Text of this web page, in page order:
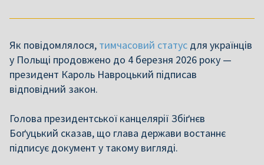
Як повідомлялося, тимчасовий статус для українців
у Польщі продовжено до 4 березня 2026 року —
президент Кароль Навроцький підписав
відповідний закон.
Голова президентської канцелярії Збіґнєв
Боґуцький сказав, що глава держави востаннє
підписує документ у такому вигляді.